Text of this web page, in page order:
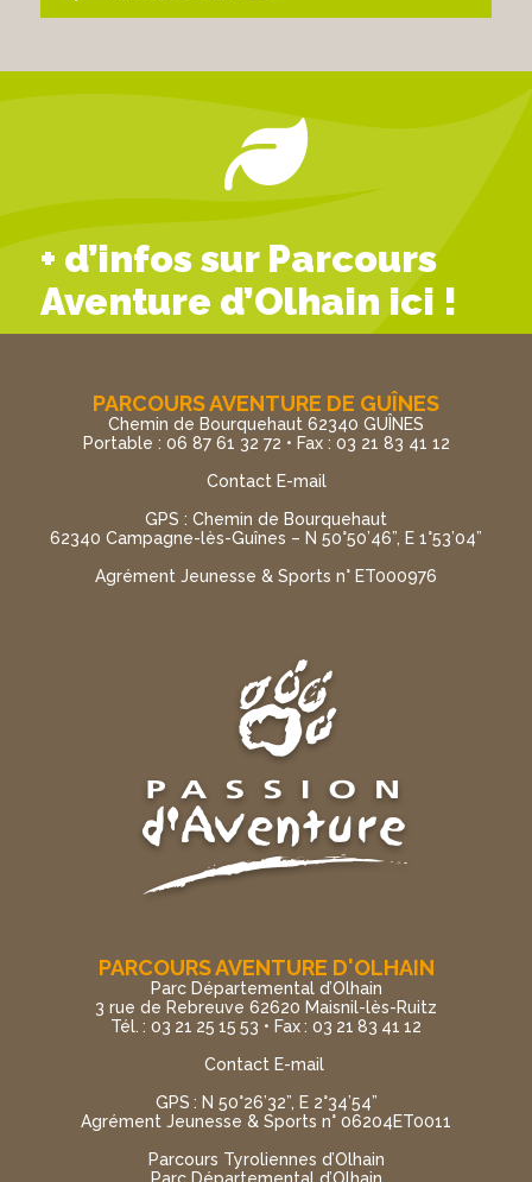
+ d’infos sur Parcours
Aventure d’Olhain ici !
PARCOURS AVENTURE DE GUÎNES
Chemin de Bourquehaut 62340 GUÎNES
Portable : 06 87 61 32 72 • Fax : 03 21 83 41 12
Contact E-mail
GPS : Chemin de Bourquehaut
62340 Campagne-lès-Guînes – N 50°50’46”, E 1°53’04”
Agrément Jeunesse & Sports n° ET000976
PARCOURS AVENTURE D'OLHAIN
Parc Départemental d’Olhain
3 rue de Rebreuve 62620 Maisnil-lès-Ruitz
Tél. : 03 21 25 15 53 • Fax : 03 21 83 41 12
Contact E-mail
GPS : N 50°26’32”, E 2°34’54”
Agrément Jeunesse & Sports n° 06204ET0011
Parcours Tyroliennes d’Olhain
Parc Départemental d’Olhain